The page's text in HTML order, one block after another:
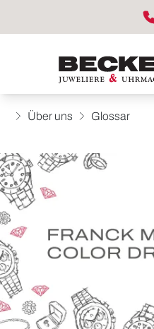
Über uns Glossar